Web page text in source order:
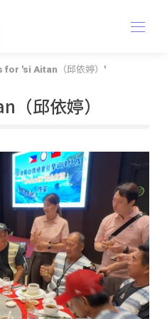
'si Aitan（邱依婷）'
（邱依婷）